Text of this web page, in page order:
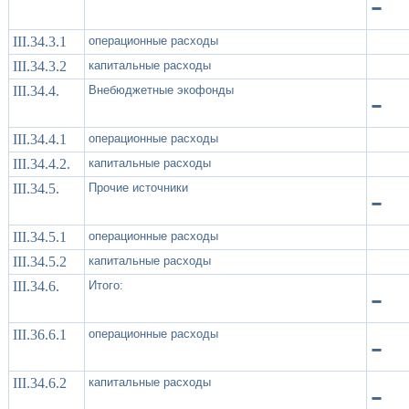
III.34.3.1 операционные расходы
III.34.3.2 капитальные расходы
III.34.4. Внебюджетные экофонды -
III.34.4.1 операционные расходы
III.34.4.2. капитальные расходы
III.34.5. Прочие источники -
III.34.5.1 операционные расходы
III.34.5.2 капитальные расходы
III.34.6. Итого: -
III.36.6.1 операционные расходы -
III.34.6.2 капитальные расходы -